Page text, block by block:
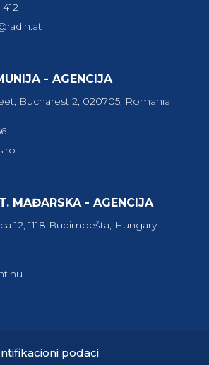
- AGENCIJA
Bucharest 2, 020705, Romania
MAĐARSKA - AGENCIJA
12, 1118 Budimpešta, Hungary
podaci